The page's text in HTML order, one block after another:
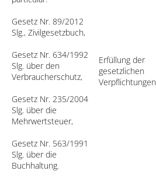
Gesetz Nr. 89/2012
Slg., Zivilgesetzbuch,
Gesetz Nr. 634/1992
Slg. über den
Verbraucherschutz,
Gesetz Nr. 235/2004
Slg. über die
Mehrwertsteuer,
Gesetz Nr. 563/1991
Slg. über die
Buchhaltung.
Erfüllung der
gesetzlichen
Verpflichtungen